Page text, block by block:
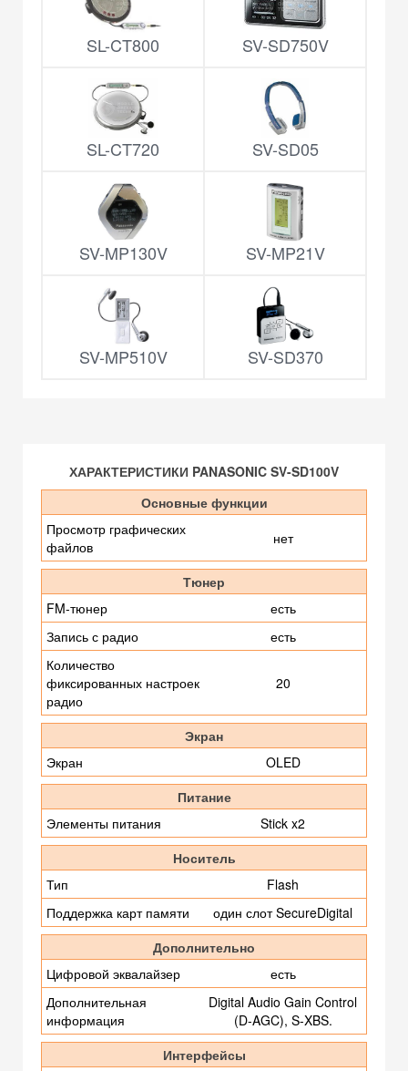
SL-CT800 SV-SD750V
SL-CT720 SV-SD05
SV-MP130V SV-MP21V
SV-MP510V SV-SD370
ХАРАКТЕРИСТИКИ PANASONIC SV-SD100V
Основные функции
Просмотр графических
файлов
нет
Тюнер
FM-тюнер
есть
Запись с радио
есть
Количество
фиксированных настроек
радио
20
Экран
Экран
OLED
Питание
Элементы питания
Stick x2
Носитель
Тип
Flash
Поддержка карт памяти
один слот SecureDigital
Дополнительно
Цифровой эквалайзер
есть
Дополнительная
информация
Digital Audio Gain Control
(D-AGC), S-XBS.
Интерфейсы